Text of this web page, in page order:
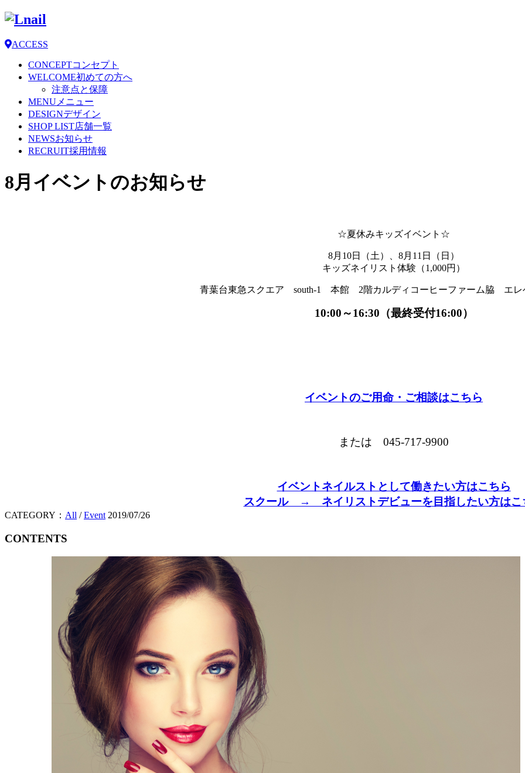
ACCESS
CONCEPTコンセプト
WELCOME初めての方へ
注意点と保障
MENU メニュー
DESIGNデザイン
SHOP LIST店舗一覧
NEWSお知らせ
RECRUIT採用情報
8月イベントのお知らせ
☆夏休みキッズイベント☆
8月10日（土）、8月11日（日）
キッズネイリスト体験（1,000円）
青葉台東急スクエア south-1 本館 2階カルディコーヒーファーム脇 エレ
10:00～16:30（最終受付16:00）
イベントのご用命・ご相談はこちら
または 045-717-9900
イベントネイルストとして働きたい方はこちら
スクール → ネイリストデビューを目指したい方はこ
CATEGORY： All /Event 2019/07/26
CONTENTS